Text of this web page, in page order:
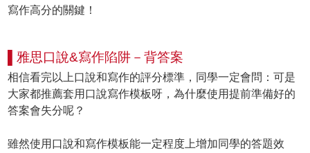
寫作高分的關鍵！
▌雅思口說&寫作陷阱－背答案
相信看完以上口說和寫作的評分標準，同學一定會問：可是
大家都推薦套用口說寫作模板呀，為什麼使用提前準備好的
答案會失分呢？
雖然使用口說和寫作模板能一定程度上增加同學的答題效